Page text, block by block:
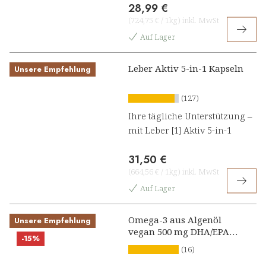
28,99 €
(724,75 € / 1kg) inkl. MwSt
Auf Lager
Unsere Empfehlung Leber Aktiv 5-in-1 Kapseln
(127)
Ihre tägliche Unterstützung –
mit Leber [1] Aktiv 5-in-1
31,50 €
(664,56 € / 1kg) inkl. MwSt
Auf Lager
Unsere Empfehlung
-15%
Omega-3 aus Algenöl
vegan 500 mg DHA/EPA
Kapseln
(16)